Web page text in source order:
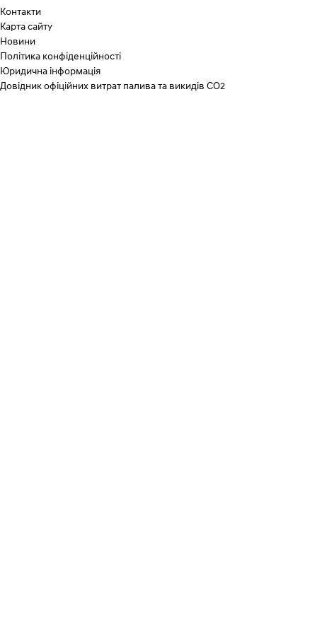
Контакти
Карта сайту
Новини
Політика конфіденційності
Юридична інформація
Довідник офіційних витрат палива та викидів СО2